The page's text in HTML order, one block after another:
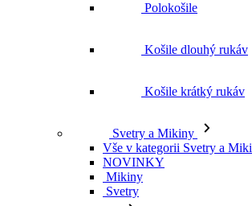
Polokošile
Košile dlouhý rukáv
Košile krátký rukáv
Svetry a Mikiny
Vše v kategorii Svetry a
NOVINKY
Mikiny
Svetry